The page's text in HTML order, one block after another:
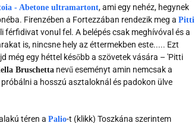
- Abetone ultramartont, ami egy nehéz, hegynek
Firenzében a Fortezzában rendezik meg a Pitti
vonul fel. A belépés csak meghívóval és a
is, nincsne hely az éttermekben este..... Ezt
még egy héttel később a szövetek vására – 'Pitti
Bruschetta nevű eseményt amin nemcsak a
a hosszú asztaloknál és padokon ülve
téren a Palio-t (klikk) Toszkána szerintem